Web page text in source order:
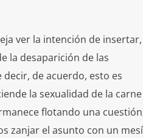
ver la intención de
la desaparición de las
de acuerdo, esto es
la sexualidad de la carne
flotando una
zanjar el asunto con un